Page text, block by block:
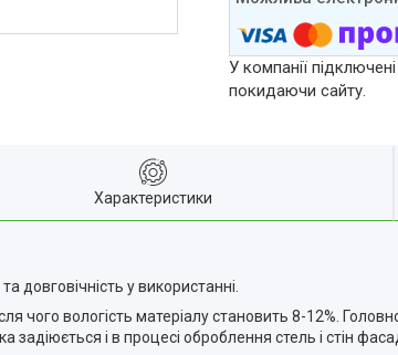
У компанії
покидаючи сайту.
Характеристики
довговічність у використанні.
чого вологість матеріалу становить 8-12%.
задіюється і в процесі оброблення стель і стін